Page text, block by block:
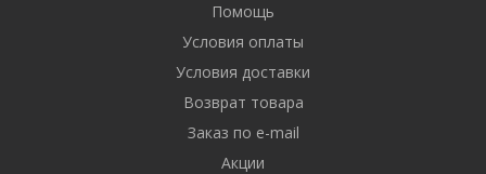
Помощь
Условия оплаты
Условия доставки
Возврат товара
Заказ по e-mail
Акции